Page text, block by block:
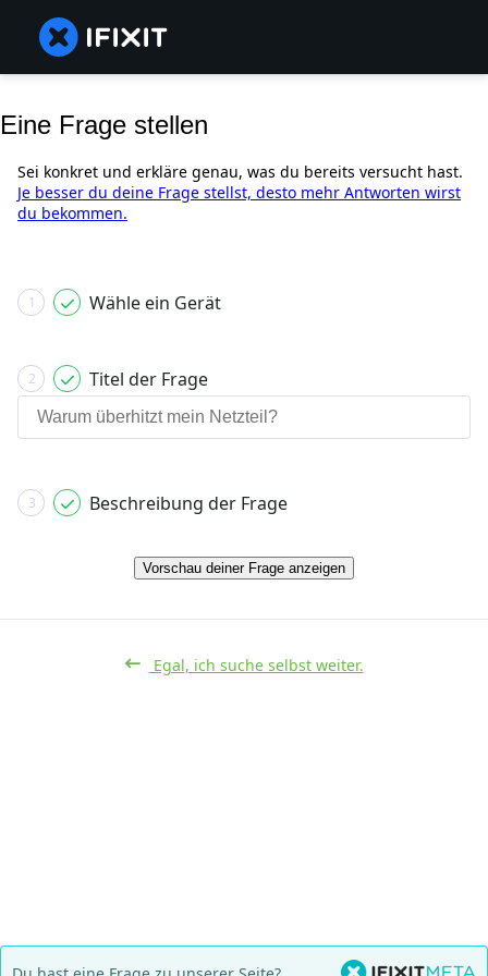
Eine Frage stellen
Sei konkret und erkläre genau, was du bereits versucht hast.
Je besser du deine Frage stellst, desto mehr Antworten wirst
du bekommen.
1 Wähle ein Gerät
2 Titel der Frage
3 Beschreibung der Frage
Vorschau deiner Frage anzeigen
Egal, ich suche selbst weiter.